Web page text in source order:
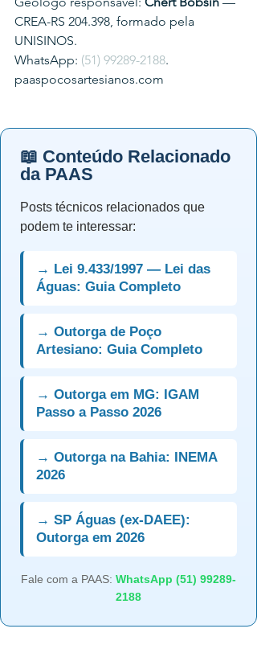
CREA-RS 204.398, formado pela
UNISINOS.
WhatsApp: (51) 99289-2188.
paaspocosartesianos.com
📖 Conteúdo Relacionado
da PAAS
Posts técnicos relacionados que
podem te interessar:
→ Lei 9.433/1997 — Lei das
Águas: Guia Completo
→ Outorga de Poço
Artesiano: Guia Completo
→ Outorga em MG: IGAM
Passo a Passo 2026
→ Outorga na Bahia: INEMA
2026
→ SP Águas (ex-DAEE):
Outorga em 2026
Fale com a PAAS: WhatsApp (51) 99289-
2188